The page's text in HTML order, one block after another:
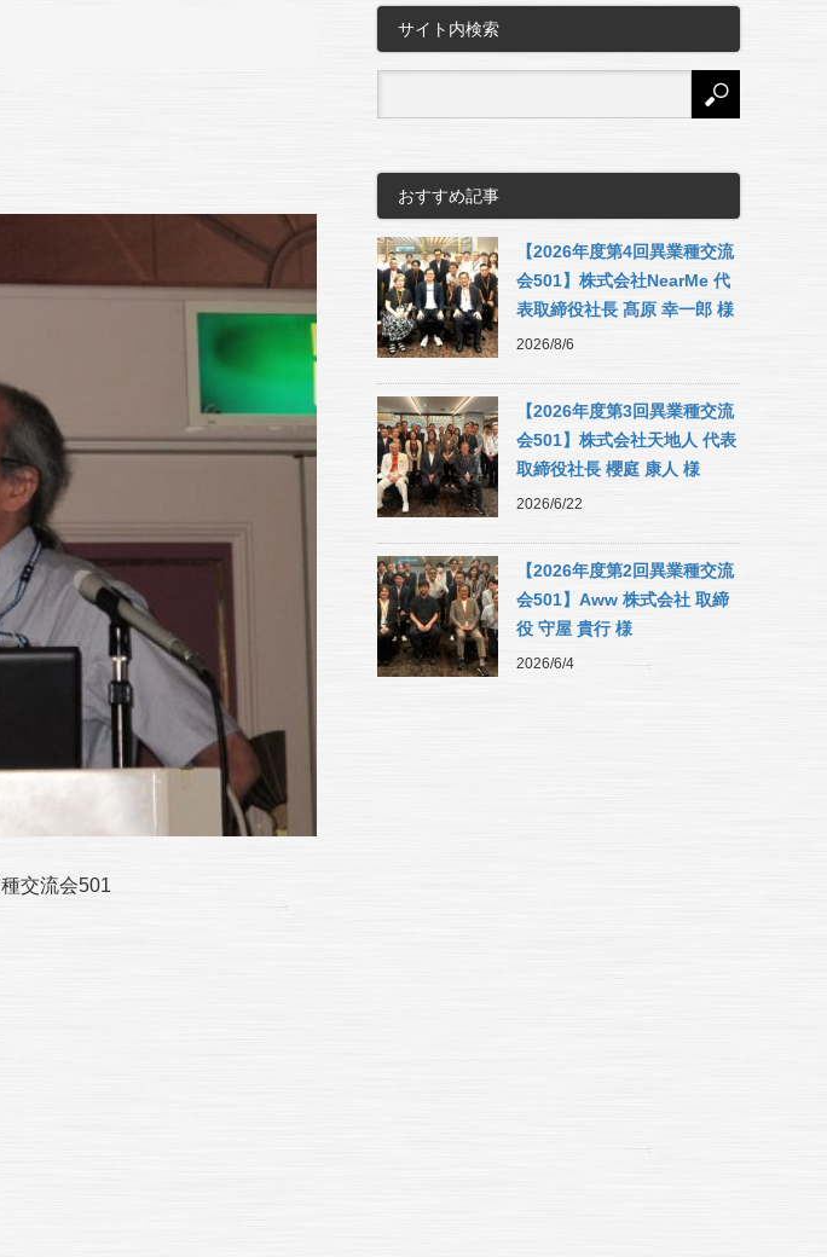
交流会501
サイト内検索
おすすめ記事
【2026年度第4回異業種交流
会501】株式会社NearMe 代
表取締役社長 髙原 幸一郎 様
2026/8/6
【2026年度第3回異業種交流
会501】株式会社天地人 代表
取締役社長 櫻庭 康人 様
2026/6/22
【2026年度第2回異業種交流
会501】Aww 株式会社 取締
役 守屋 貴行 様
2026/6/4